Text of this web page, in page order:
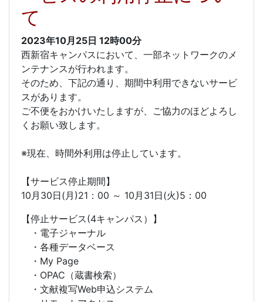
て
2023年10月25日 12時00分
西新宿キャンパスにおいて、一部ネットワークのメ
ンテナンスが行われます。
そのため、下記の通り、期間中利用できないサービ
スがあります。
ご不便をおかけいたしますが、ご協力のほどよろし
くお願い致します。
※現在、時間外利用は停止しています。
【サービス停止期間】
10月30日(月)21：00 ～ 10月31日(火)5：00
【停止サービス(4キャンパス）】
・電子ジャーナル
・各種データベース
・My Page
・OPAC（蔵書検索）
・文献複写Web申込システム